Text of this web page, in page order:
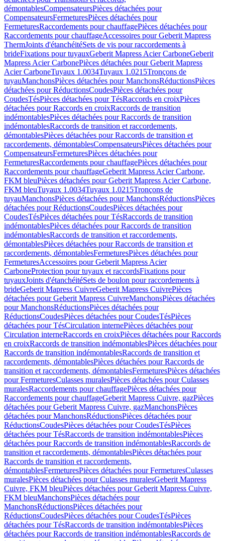
démontablesCompensateursPièces détachées pour
CompensateursFermeturesPièces détachées pour
FermeturesRaccordements pour chauffagePièces détachées pour
Raccordements pour chauffageAccessoires pour Geberit Mapress
ThermJoints d'étanchéitéSets de vis pour raccordements à
brideFixations pour tuyauxGeberit Mapress Acier CarboneGeberit
Mapress Acier CarbonePièces détachées pour Geberit Mapress
Acier CarboneTuyaux 1.0034Tuyaux 1.0215Tronçons de
tuyauManchonsPièces détachées pour ManchonsRéductionsPièces
détachées pour RéductionsCoudesPièces détachées pour
CoudesTésPièces détachées pour TésRaccords en croixPièces
détachées pour Raccords en croixRaccords de transition
indémontablesPièces détachées pour Raccords de transition
indémontablesRaccords de transition et raccordements,
démontablesPièces détachées pour Raccords de transition et
raccordements, démontablesCompensateursPièces détachées pour
CompensateursFermeturesPièces détachées pour
FermeturesRaccordements pour chauffagePièces détachées pour
Raccordements pour chauffageGeberit Mapress Acier Carbone,
FKM bleuPièces détachées pour Geberit Mapress Acier Carbone,
FKM bleuTuyaux 1.0034Tuyaux 1.0215Tronçons de
tuyauManchonsPièces détachées pour ManchonsRéductionsPièces
détachées pour RéductionsCoudesPièces détachées pour
CoudesTésPièces détachées pour TésRaccords de transition
indémontablesPièces détachées pour Raccords de transition
indémontablesRaccords de transition et raccordements,
démontablesPièces détachées pour Raccords de transition et
raccordements, démontablesFermeturesPièces détachées pour
FermeturesAccessoires pour Geberit Mapress Acier
CarboneProtection pour tuyaux et raccordsFixations pour
tuyauxJoints d'étanchéitéSets de boulon pour raccordements à
brideGeberit Mapress CuivreGeberit Mapress CuivrePièces
détachées pour Geberit Mapress CuivreManchonsPièces détachées
pour ManchonsRéductionsPièces détachées pour
RéductionsCoudesPièces détachées pour CoudesTésPièces
détachées pour TésCirculation internePièces détachées pour
Circulation interneRaccords en croixPièces détachées pour Raccords
en croixRaccords de transition indémontablesPièces détachées pour
Raccords de transition indémontablesRaccords de transition et
raccordements, démontablesPièces détachées pour Raccords de
transition et raccordements, démontablesFermeturesPièces détachées
pour FermeturesCulasses muralesPièces détachées pour Culasses
muralesRaccordements pour chauffagePièces détachées pour
Raccordements pour chauffageGeberit Mapress Cuivre, gazPièces
détachées pour Geberit Mapress Cuivre, gazManchonsPièces
détachées pour ManchonsRéductionsPièces détachées pour
RéductionsCoudesPièces détachées pour CoudesTésPièces
détachées pour TésRaccords de transition indémontablesPièces
détachées pour Raccords de transition indémontablesRaccords de
transition et raccordements, démontablesPièces détachées pour
Raccords de transition et raccordements,
démontablesFermeturesPièces détachées pour FermeturesCulasses
muralesPièces détachées pour Culasses muralesGeberit Mapress
Cuivre, FKM bleuPièces détachées pour Geberit Mapress Cuivre,
FKM bleuManchonsPièces détachées pour
ManchonsRéductionsPièces détachées pour
RéductionsCoudesPièces détachées pour CoudesTésPièces
détachées pour TésRaccords de transition indémontablesPièces
détachées pour Raccords de transition indémontablesRaccords de